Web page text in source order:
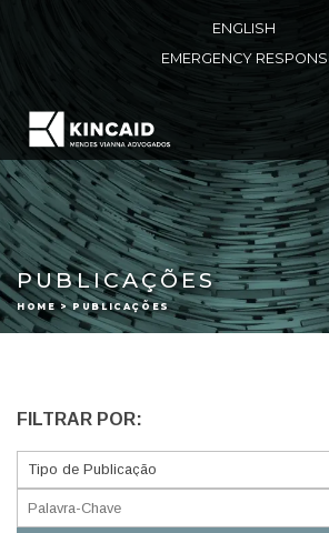
ENGLISH
EMERGENCY
PUBLICAÇÕES
HOME > PUBLICAÇÕES
FILTRAR POR: